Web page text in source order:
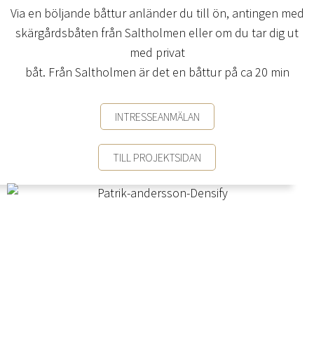
Via en böljande båttur anländer du till ön, antingen med
skärgårdsbåten från Saltholmen eller om du tar dig ut
med privat
båt. Från Saltholmen är det en båttur på ca 20 min
INTRESSEANMÄLAN
TILL PROJEKTSIDAN